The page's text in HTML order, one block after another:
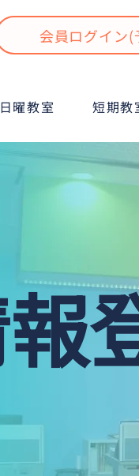
日曜教室 短期教
会員ログイン